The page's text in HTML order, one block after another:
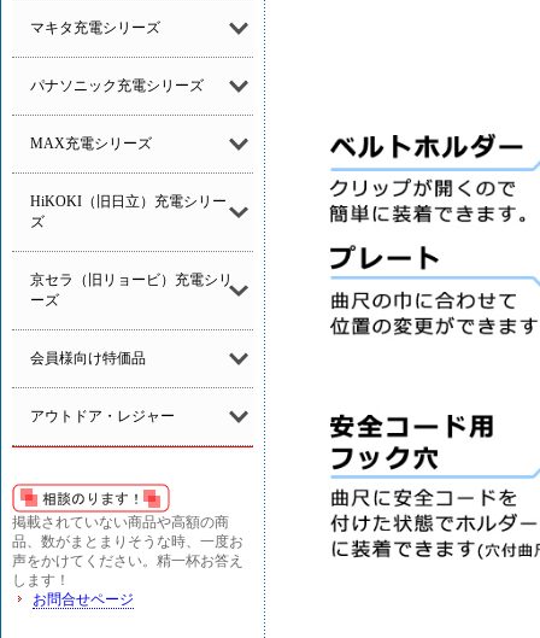
マキタ充電シリーズ
パナソニック充電シリーズ
MAX充電シリーズ
HiKOKI（旧日立）充電シリー
ズ
京セラ（旧リョービ）充電シリ
ーズ
会員様向け特価品
アウトドア・レジャー
掲載されていない商品や高額の商
品、数がまとまりそうな時、一度お
声をかけてください。精一杯お答え
します！
お問合せページ